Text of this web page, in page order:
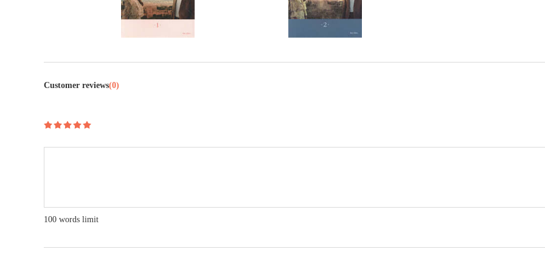
Customer reviews(0)
100 words limit